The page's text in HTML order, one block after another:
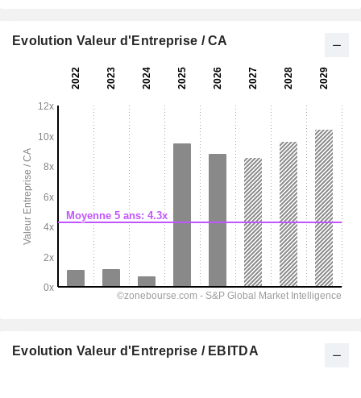
Evolution Valeur d'Entreprise / CA
Evolution Valeur d'Entreprise / EBITDA